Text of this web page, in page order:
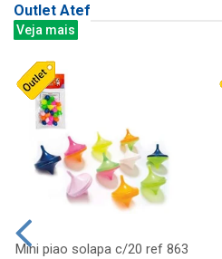
Outlet Atef
Veja mais
Mini piao solapa c/20 ref 863